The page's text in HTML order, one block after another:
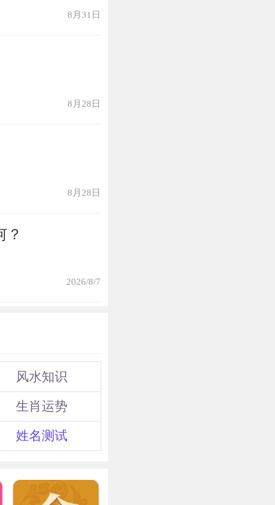
8月31日
8月28日
8月28日
？
2026/8/7
风水知识
生肖运势
姓名测试